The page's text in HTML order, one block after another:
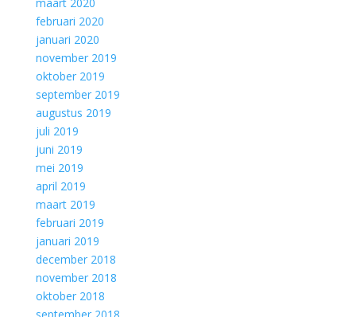
februari 2020
januari 2020
november 2019
oktober 2019
september 2019
augustus 2019
juli 2019
juni 2019
mei 2019
april 2019
maart 2019
februari 2019
januari 2019
december 2018
november 2018
oktober 2018